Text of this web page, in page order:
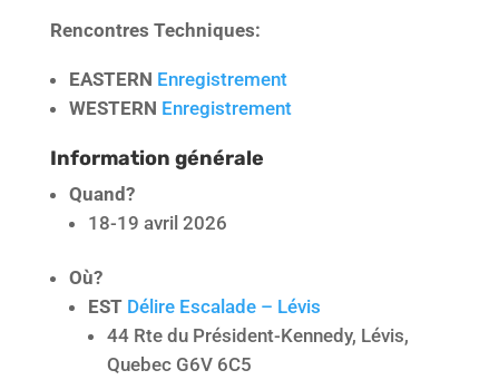
Rencontres Techniques:
EASTERN Enregistrement
WESTERN Enregistrement
Information générale
Quand?
18-19 avril 2026
Où?
EST Délire Escalade – Lévis
44 Rte du Président-Kennedy, Lévis,
Quebec G6V 6C5